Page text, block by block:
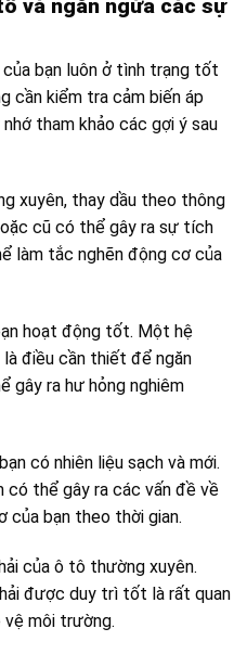
và ngăn ngừa các sự
bạn luôn ở tình trạng tốt
cần kiểm tra cảm biến áp
tham khảo các gợi ý sau
xuyên, thay dầu theo thông
cũ có thể gây ra sự tích
làm tắc nghẽn động cơ của
hoạt động tốt. Một hệ
điều cần thiết để ngăn
gây ra hư hỏng nghiêm
có nhiên liệu sạch và mới.
có thể gây ra các vấn đề về
của bạn theo thời gian.
của ô tô thường xuyên.
được duy trì tốt là rất quan
vệ môi trường.